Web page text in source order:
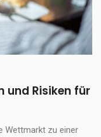
und Risiken für
Wettmarkt zu einer